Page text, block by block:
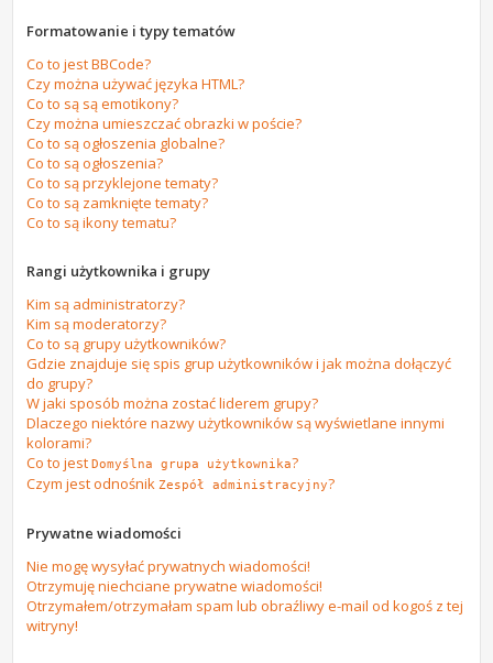
Formatowanie i typy tematów
Co to jest BBCode?
Czy można używać języka HTML?
Co to są są emotikony?
Czy można umieszczać obrazki w poście?
Co to są ogłoszenia globalne?
Co to są ogłoszenia?
Co to są przyklejone tematy?
Co to są zamknięte tematy?
Co to są ikony tematu?
Rangi użytkownika i grupy
Kim są administratorzy?
Kim są moderatorzy?
Co to są grupy użytkowników?
Gdzie znajduje się spis grup użytkowników i jak można dołączyć
do grupy?
W jaki sposób można zostać liderem grupy?
Dlaczego niektóre nazwy użytkowników są wyświetlane innymi
kolorami?
Co to jestDomyślna grupa użytkownika?
Czym jest odnośnikZespół administracyjny?
Prywatne wiadomości
Nie mogę wysyłać prywatnych wiadomości!
Otrzymuję niechciane prywatne wiadomości!
Otrzymałem/otrzymałam spam lub obraźliwy e-mail od kogoś z tej
witryny!